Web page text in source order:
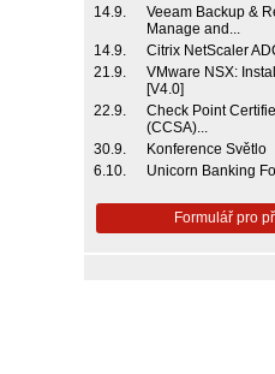
14.9.
Veeam Backup &
Manage and...
14.9.
Citrix NetScaler
21.9.
VMware NSX:
[V4.0]
22.9.
Check Point
(CCSA)...
30.9.
Konference Světlo
6.10.
Unicorn Banking
Formulář pro